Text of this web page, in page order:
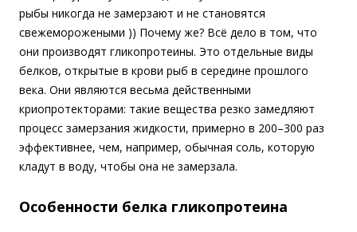
рыбы никогда не замерзают и не становятся
свежеморожеными )) Почему же? Всё дело в том, что
они производят гликопротеины. Это отдельные виды
белков, открытые в крови рыб в середине прошлого
века. Они являются весьма действенными
криопротекторами: такие вещества резко замедляют
процесс замерзания жидкости, примерно в 200–300 раз
эффективнее, чем, например, обычная соль, которую
кладут в воду, чтобы она не замерзала.
Особенности белка гликопротеина